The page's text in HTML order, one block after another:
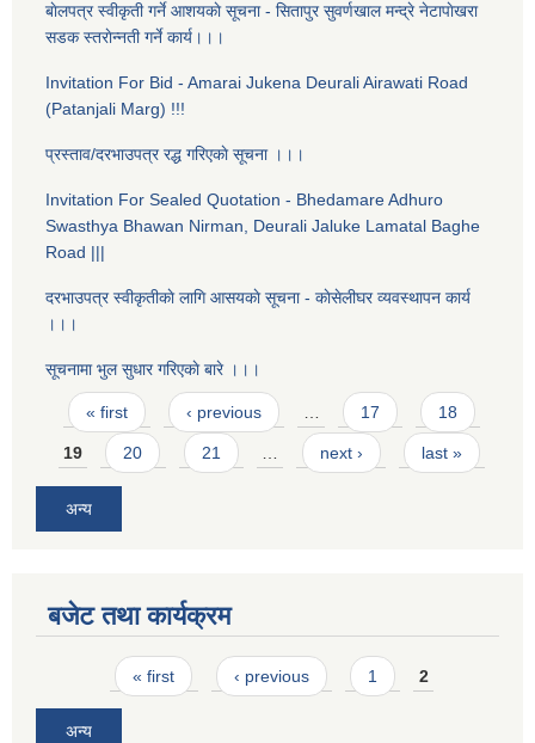
बाेलपत्र स्वीकृती गर्ने आशयकाे सूचना - सितापुर सुवर्णखाल मन्द्रे नेटापाेखरा
सडक स्तराेन्नती गर्ने कार्य।।।
Invitation For Bid - Amarai Jukena Deurali Airawati Road
(Patanjali Marg) !!!
प्रस्ताव/दरभाउपत्र रद्ध गरिएकाे सूचना ।।।
Invitation For Sealed Quotation - Bhedamare Adhuro
Swasthya Bhawan Nirman, Deurali Jaluke Lamatal Baghe
Road |||
दरभाउपत्र स्वीकृतीकाे लागि आसयकाे सूचना - काेसेलीघर व्यवस्थापन कार्य
।।।
सूचनामा भुल सुधार गरिएकाे बारे ।।।
Pages
« first ‹ previous … 17 18
19 20 21 … next › last »
अन्य
बजेट तथा कार्यक्रम
Pages« first ‹ previous 1 2
अन्य